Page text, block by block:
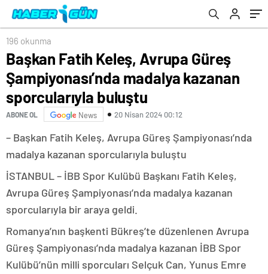
sporcularıyla buluştu
196 okunma
Başkan Fatih Keleş, Avrupa Güreş
Şampiyonası’nda madalya kazanan
sporcularıyla buluştu
ABONE OL News 20 Nisan 2024 00:12
– Başkan Fatih Keleş, Avrupa Güreş Şampiyonası’nda
madalya kazanan sporcularıyla buluştu
İSTANBUL – İBB Spor Kulübü Başkanı Fatih Keleş,
Avrupa Güreş Şampiyonası’nda madalya kazanan
sporcularıyla bir araya geldi.
Romanya’nın başkenti Bükreş’te düzenlenen Avrupa
Güreş Şampiyonası’nda madalya kazanan İBB Spor
Kulübü’nün milli sporcuları Selçuk Can, Yunus Emre